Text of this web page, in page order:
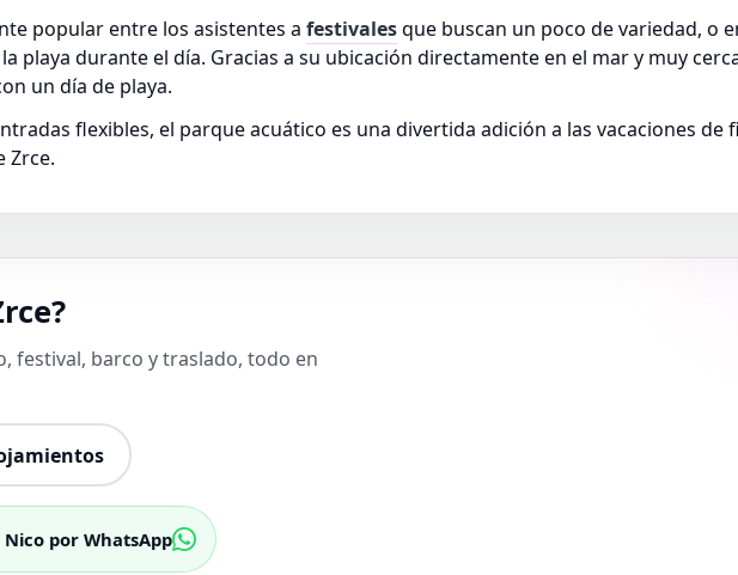
popular entre los asistentes a festivalesque buscan un poco de variedad, o
playa durante el día. Gracias a su ubicación directamente en el mar y muy
un día de playa.
flexibles, el parque acuático es una divertida adición a las vacaciones de
Zrce.
festival, barco y traslado, todo en
por WhatsApp